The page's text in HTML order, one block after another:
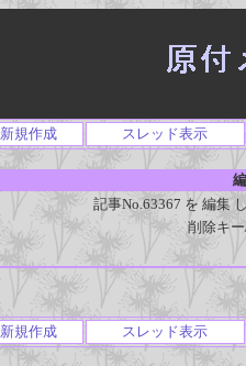
新規作成 スレッド表示
記事No.63367 を 編集
削除キ
新規作成 スレッド表示